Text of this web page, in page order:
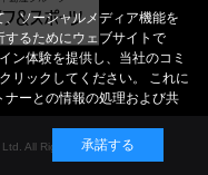
All Rights Reserved.
ソーシャルメディア機能を
るためにウェブサイトで
ン体験を提供し、当社のコミ
リックしてください。 これに
ナーとの情報の処理および共
承諾する